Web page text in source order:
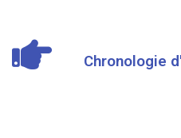
Chronologie